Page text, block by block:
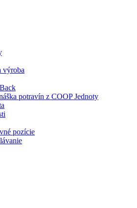
výroba
potravín z COOP Jednoty
pozície